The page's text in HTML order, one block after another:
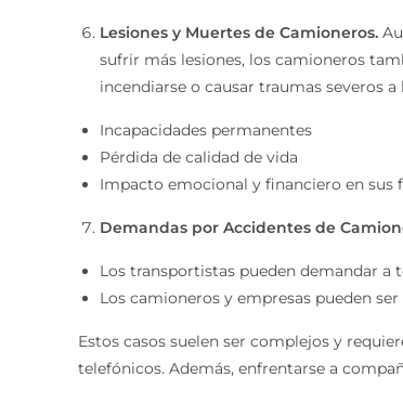
Lesiones y Muertes de Camioneros.
sufrir más lesiones, los camioneros
incendiarse o causar traumas severos
Incapacidades permanentes
Pérdida de calidad de vida
Impacto emocional y financiero en sus
Demandas por Accidentes de
Los transportistas pueden demandar
Los camioneros y empresas pueden
Estos casos suelen ser complejos y
telefónicos. Además, enfrentarse a